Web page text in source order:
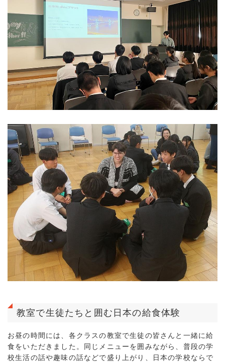
教室で生徒たちと囲む日本の給食体験
お昼の時間には、各クラスの教室で生徒の皆さんと一緒に給
食をいただきました。同じメニューを囲みながら、普段の学
校生活の話や趣味の話などで盛り上がり、日本の学校ならで